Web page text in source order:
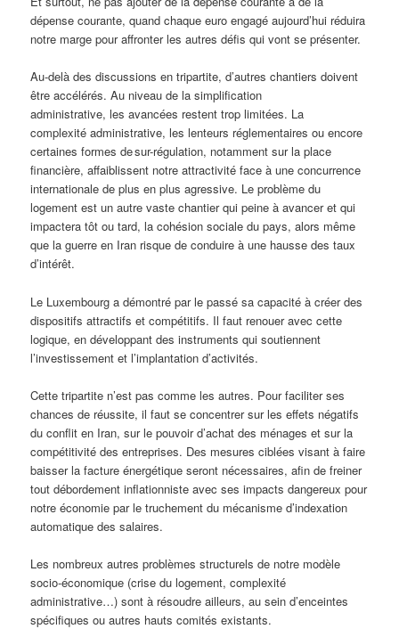
dépense courante, quand chaque euro engagé aujourd’hui réduira
notre marge pour affronter les autres défis qui vont se présenter.
Au-delà des discussions en tripartite, d’autres chantiers doivent
être accélérés. Au niveau de la simplification
administrative, les avancées restent trop limitées. La
complexité administrative, les lenteurs réglementaires ou encore
certaines formes de sur-régulation, notamment sur la place
financière, affaiblissent notre attractivité face à une concurrence
internationale de plus en plus agressive. Le problème du
logement est un autre vaste chantier qui peine à avancer et qui
impactera tôt ou tard, la cohésion sociale du pays, alors même
que la guerre en Iran risque de conduire à une hausse des taux
d’intérêt.
Le Luxembourg a démontré par le passé sa capacité à créer des
dispositifs attractifs et compétitifs. Il faut renouer avec cette
logique, en développant des instruments qui soutiennent
l’investissement et l’implantation d’activités.
Cette tripartite n’est pas comme les autres. Pour faciliter ses
chances de réussite, il faut se concentrer sur les effets négatifs
du conflit en Iran, sur le pouvoir d’achat des ménages et sur la
compétitivité des entreprises. Des mesures ciblées visant à faire
baisser la facture énergétique seront nécessaires, afin de freiner
tout débordement inflationniste avec ses impacts dangereux pour
notre économie par le truchement du mécanisme d’indexation
automatique des salaires.
Les nombreux autres problèmes structurels de notre modèle
socio-économique (crise du logement, complexité
administrative…) sont à résoudre ailleurs, au sein d’enceintes
spécifiques ou autres hauts comités existants.